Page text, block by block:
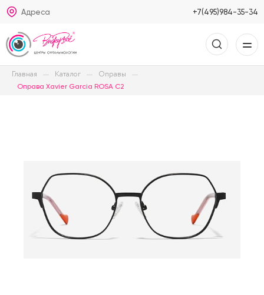
Адреса +7(495)984-35-34
Главная Каталог Оправы
Оправа Xavier Garcia ROSA C2